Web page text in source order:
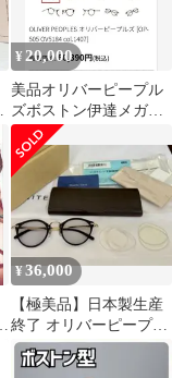
¥ 20,000
美品オリバーピープル
ズボストン伊達メガネ
UVレンズ吉瀬美智子さ
ん川口春奈さん
¥36,000
【極美品】日本製生産
終了 オリバーピープル
ズ 505 BK グレーレン
ズ 超希少